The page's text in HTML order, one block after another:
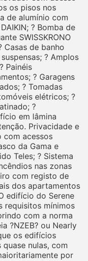
os pisos nos
de alumínio com
? Bomba de
SWISSKRONO
Casas de banho
? Amplos
Painéis
? Garagens
? Tomadas
elétricos; ?
?
em lâmina
Privacidade e
com acessos
da Gama e
Teles; ? Sistema
nas zonas
com registo de
dos apartamentos
edifício do Serene
requisitos mínimos
com a norma
?NZEB? ou Nearly
os edifícios
nulas, com
por